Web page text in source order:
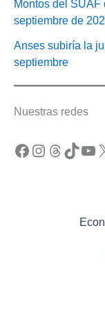
Montos del SUAF
septiembre de
Anses subiría la
septiembre
Nuestras redes
Facebook Instagram Threads TikTok YouTube